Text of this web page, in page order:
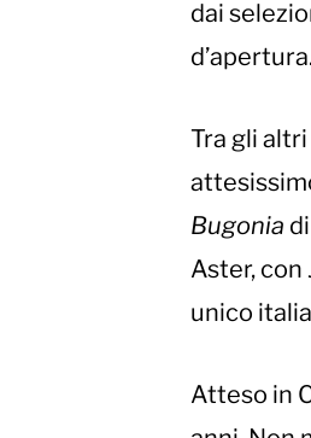
dai
Tra gli
Bugonia
Aster, con
unico
Atteso in